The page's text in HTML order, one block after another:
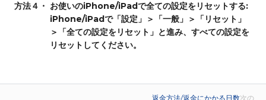
方法４・ お使いのiPhone/iPadで全ての設定をリセットする:
iPhone/iPadで「設定」＞「一般」＞「リセット」
＞「全ての設定をリセット」と進み、すべての設定を
リセットしてください。
返金方法/返金にかかる日数次の